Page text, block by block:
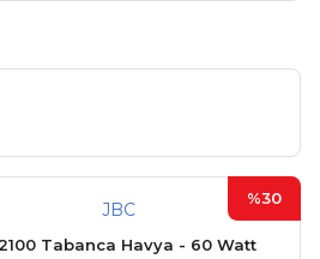
%30
JBC
Tabanca Havya - 60 Watt